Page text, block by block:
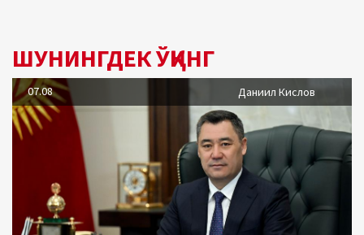
ШУНИНГДЕК ЎҚИНГ
07.08 Даниил Кислов